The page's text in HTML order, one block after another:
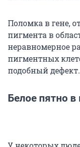
Поломка в гене,
пигмента в
неравномерное
пигментных
подобный дефект.
Белое пятно в